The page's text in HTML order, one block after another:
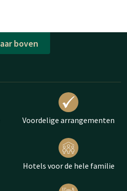
boven
Voordelige arrangementen
Hotels voor de hele familie